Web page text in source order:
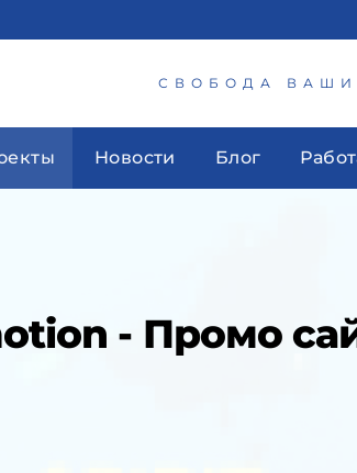
СВОБОДА
Новости Блог
- Промо